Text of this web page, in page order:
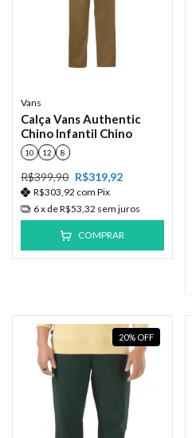
Vans
Calça Vans Authentic
Chino Infantil Chino
10 12 8
R$399,90 R$319,92
R$303,92 com Pix
6x deR$53,32 sem juros
COMPRAR
20% OFF